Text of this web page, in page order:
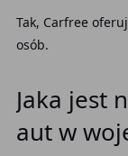
Tak, Carfree
osób.
Jaka jest
aut w